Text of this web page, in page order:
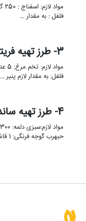
فلفل : به مقدار …
3- طرز تهیه فریتاتا اسفناج و قارچ
فلفل: به مقدار لازم پنیر …
4- طرز تهیه ساندویچ فلافل
حبهرب گوجه فرنگی: 1 قاشق غذاخورینمک و فلفل: به …